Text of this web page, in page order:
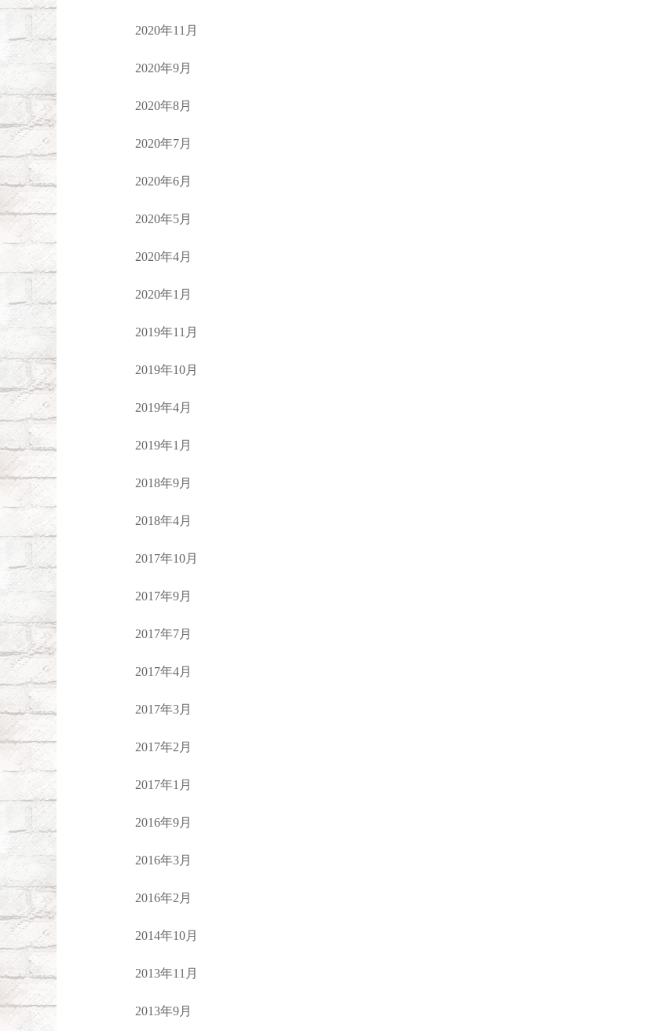
2020年11月
2020年9月
2020年8月
2020年7月
2020年6月
2020年5月
2020年4月
2020年1月
2019年11月
2019年10月
2019年4月
2019年1月
2018年9月
2018年4月
2017年10月
2017年9月
2017年7月
2017年4月
2017年3月
2017年2月
2017年1月
2016年9月
2016年3月
2016年2月
2014年10月
2013年11月
2013年9月